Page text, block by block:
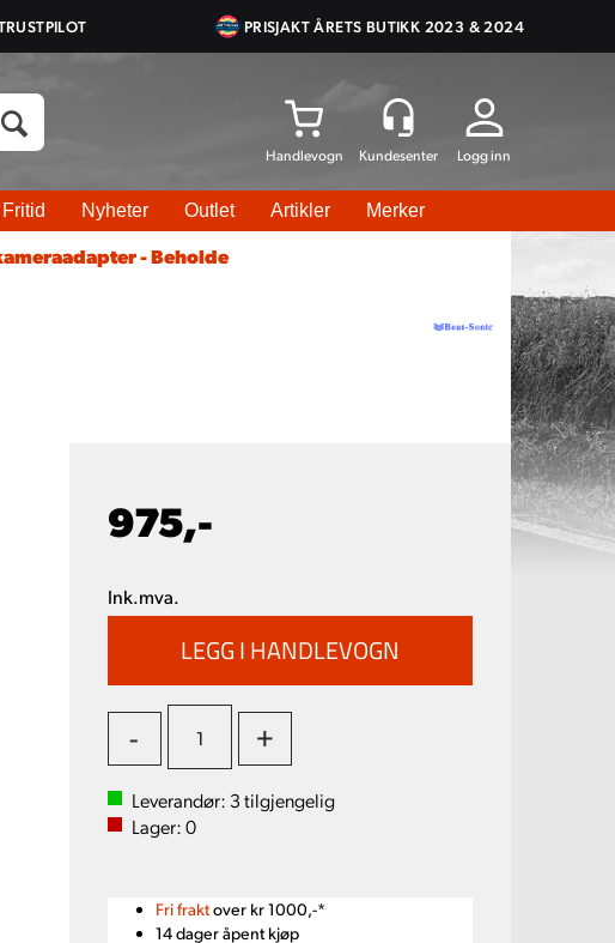
PRISJAKT ÅRETS BUTIKK 2023 & 2024
Logg inn
Nyheter Outlet Artikler Merker
- Beholde
975,-
Ink.mva.
- +
Leverandør: 3tilgjengelig
Lager:0
Fri fraktover kr 1000,-*
14 dager åpent kjøp